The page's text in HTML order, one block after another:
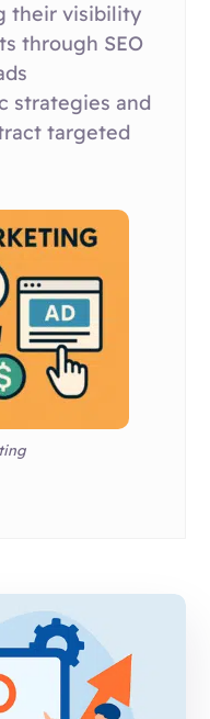
their visibility
through SEO
strategies and
targeted